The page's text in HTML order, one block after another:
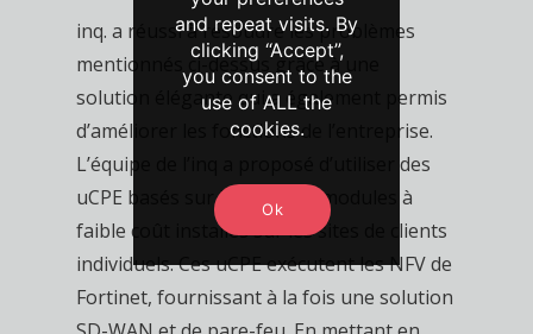
inq. a réussi à résoudre les problèmes
mentionnés ci-dessus grâce à une
solution élégante qui a également permis
d’améliorer les fonctions de l’entreprise.
L’équipe de l’inq a proposé d’utiliser des
uCPE basés sur l’ENEA, des modules à
faible coût installés sur les sites de clients
individuels. Ces uCPE exécutent les NFV de
Fortinet, fournissant à la fois une solution
and repeat visits. By
clicking “Accept”,
you consent to the
use of ALL the
cookies.
Ok